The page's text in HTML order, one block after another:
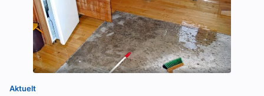
Aktuelt